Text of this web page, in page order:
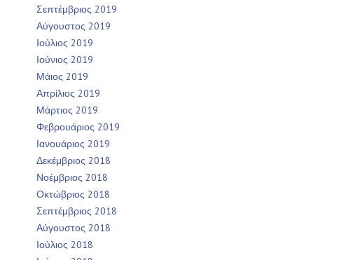
Σεπτέμβριος 2019
Αύγουστος 2019
Ιούλιος 2019
Ιούνιος 2019
Μάιος 2019
Απρίλιος 2019
Μάρτιος 2019
Φεβρουάριος 2019
Ιανουάριος 2019
Δεκέμβριος 2018
Νοέμβριος 2018
Οκτώβριος 2018
Σεπτέμβριος 2018
Αύγουστος 2018
Ιούλιος 2018